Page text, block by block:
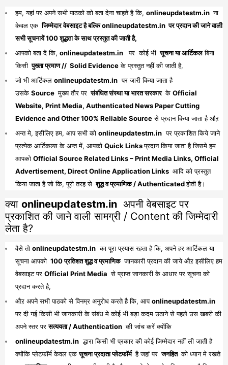
हम, यहां पर अपने सभी पाठको को बता देना चाहते है कि, onlineupdatestm.in ना
केवल एक जिम्मेदार वेबसाइट है बल्कि onlineupdatestm.in पर प्रदान की जाने वाली
सभी सूचनायें 100 शुद्धता के साथ प्रस्तुत की जाती है,
आपको बता दें कि, onlineupdatestm.in पर कोई भी सूचना या आर्टिकलबिना
किसी पुख्ता प्रमाण // Solid Evidenceके प्रस्तुत नहीं की जाती है,
जो भी आर्टिकल onlineupdatestm.in पर जारी किया जाता है
उसके Source मुख्य तौर पर संबंधित संस्था या भारत सरकार के Official
Website, Print Media, Authenticated News Paper Cutting
Evidence and Other 100% Reliable Sourceसे प्रदान किया जाता है औऱ
अन्त मे, इसीलिए हम, आप सभी को onlineupdatestm.in पर प्रकाशित किये जाने
प्रत्येक आर्टिकल्स के अन्त में, आपको Quick Linksप्रदान किया जाता है जिसमे हम
आपको Official Source Related Links – Print Media Links, Official
Advertisement, Direct Online Application Links आदि को प्रस्तुत
किया जाता है जो कि, पूरी तरह से शुद्ध व प्रमाणिक / Authenticatedहोती है।
क्या onlineupdatestm.in अपनी वेबसाइट पर
प्रकाशित की जाने वाली सामग्री / Content की जिम्मेदारी
लेता है?
वैसे तो onlineupdatestm.in का पूरा प्रयास रहता है कि, अपने हर आर्टिकल या
सूचना आपको 100 प्रतिशत शुद्ध व प्रमाणिक जानकारी प्रदान की जाये औऱ इसीलिए हम
वेबसाइट पर Official Print Media से प्राप्त जानकारी के आधार पर सूचना को
प्रदान करते है,
औऱ अपने सभी पाठको से विनम्र अनुरोध करते है कि, आपonlineupdatestm.in
पर दी गई किसी भी जानकारी के संबंध मे कोई भी बड़ा कदम उठाने से पहले उस खबरी की
अपने स्तर परसत्ययता / Authentication की जांच करें क्योंकि
onlineupdatestm.in द्धारा किसी भी प्रकार की कोई जिम्मेदार नहीं ली जाती है
क्योंकि प्लेटफॉर्म केवल एकसूचना प्रदाता प्लेटफॉर्म है जहां पर जनहित को ध्यान मे रखते